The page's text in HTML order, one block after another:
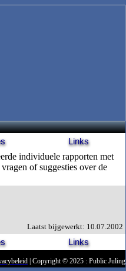
Links
individuele rapporten met
of suggesties over de
Laatst bijgewerkt: 10.07.2002
Links
| Copyright © 2025 : Public Juling